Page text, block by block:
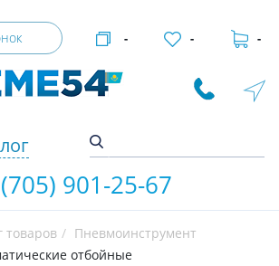
- - -
901-25-67
товаров
Пневмоинструмент
отбойные